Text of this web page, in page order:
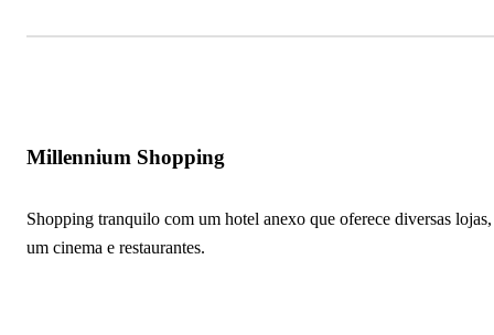
Millennium Shopping
Shopping tranquilo com um hotel anexo que oferece diversas lojas,
um cinema e restaurantes.